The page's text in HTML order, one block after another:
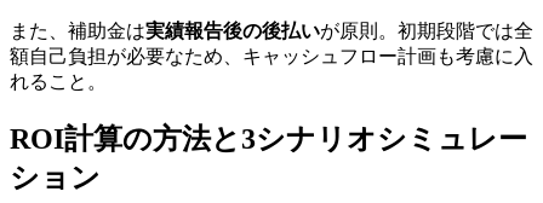
また、補助金は実績報告後の後払いが原則。初期段階では全
額自己負担が必要なため、キャッシュフロー計画も考慮に入
れること。
ROI計算の方法と3シナリオシミュレー
ション